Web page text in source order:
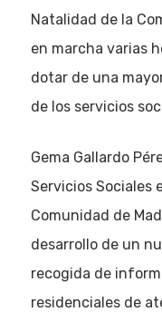
Natalidad de la
en marcha varias
dotar de una
de los servicios
Gema Gallardo
Servicios Sociales
Comunidad de
desarrollo de un
recogida de
residenciales de